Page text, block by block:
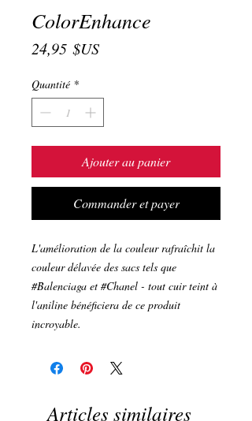
ColorEnhance
24,95 $USPrix
Quantité *
Ajouter au panier
Commander et payer
L'amélioration de la couleur rafraîchit la
couleur délavée des sacs tels que
#Balenciaga et #Chanel - tout cuir teint à
l'aniline bénéficiera de ce produit
incroyable.
Articles similaires